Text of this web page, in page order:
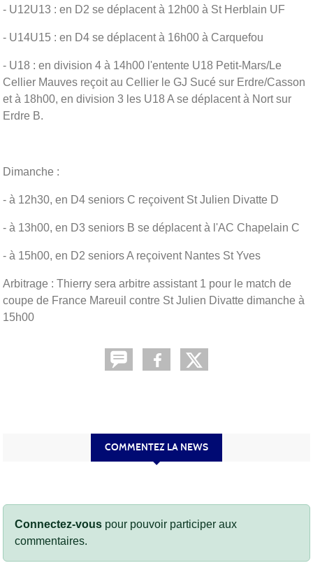
- U12U13 : en D2 se déplacent à 12h00 à St Herblain UF
- U14U15 : en D4 se déplacent à 16h00 à Carquefou
- U18 : en division 4 à 14h00 l'entente U18 Petit-Mars/Le
Cellier Mauves reçoit au Cellier le GJ Sucé sur Erdre/Casson
et à 18h00, en division 3 les U18 A se déplacent à Nort sur
Erdre B.
Dimanche :
- à 12h30, en D4 seniors C reçoivent St Julien Divatte D
- à 13h00, en D3 seniors B se déplacent à l'AC Chapelain C
- à 15h00, en D2 seniors A reçoivent Nantes St Yves
Arbitrage : Thierry sera arbitre assistant 1 pour le match de
coupe de France Mareuil contre St Julien Divatte dimanche à
15h00
COMMENTEZ LA NEWS
Connectez-vous pour pouvoir participer aux
commentaires.